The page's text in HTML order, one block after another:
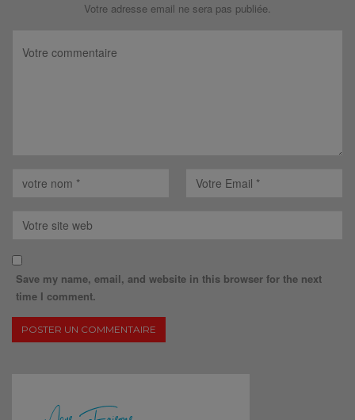
Votre adresse email ne sera pas publiée.
Save my name, email, and website in this browser for the next
time I comment.